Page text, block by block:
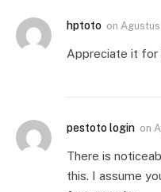
hptoto on
Appreciate it for
pestoto login on
There is
this. I assume